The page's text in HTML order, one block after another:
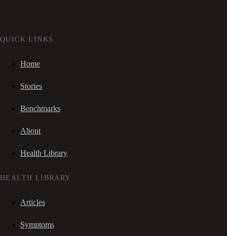
QUICK LINKS
Home
Stories
Benchmarks
About
Health Library
HEALTH LIBRARY
Articles
Symptoms